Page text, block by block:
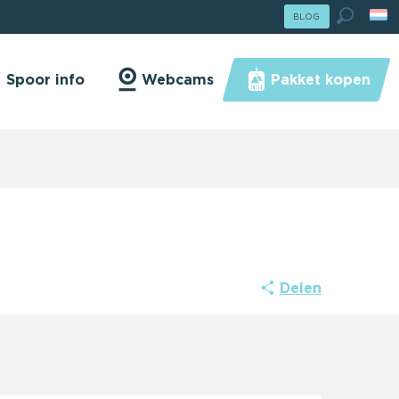
En Mode Été
Hiver : Passer En Mode Été BLOG
Zoek
Spoor info Webcams Pakket kopen
Delen